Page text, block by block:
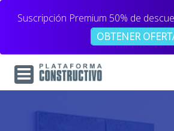
Suscripción Premium 50% de
OBTENER